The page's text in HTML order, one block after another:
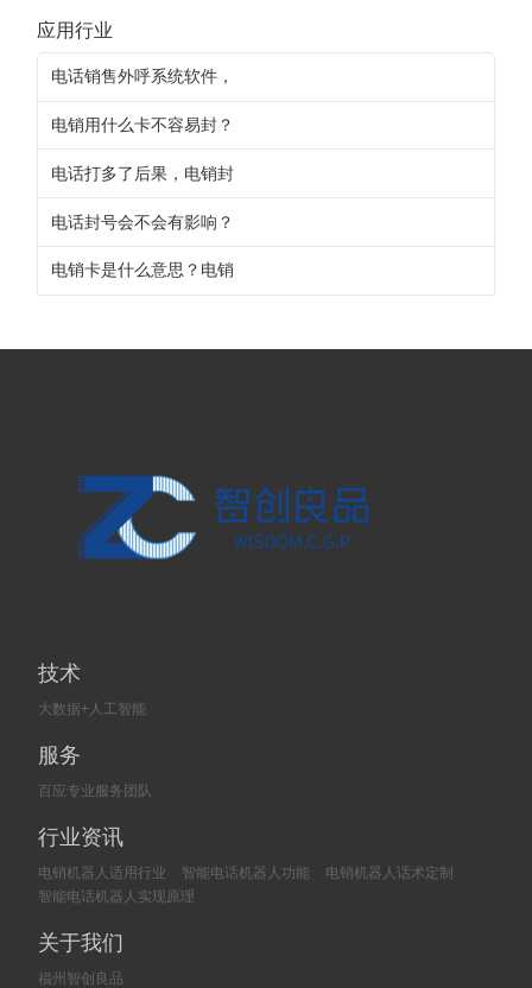
应用行业
电话销售外呼系统软件，
电销用什么卡不容易封？
电话打多了后果，电销封
电话封号会不会有影响？
电销卡是什么意思？电销
技术
大数据+人工智能
服务
百应专业服务团队
行业资讯
电销机器人适用行业 智能电话机器人功能
电销机器人话术定制
智能电话机器人实现原理
关于我们
福州智创良品